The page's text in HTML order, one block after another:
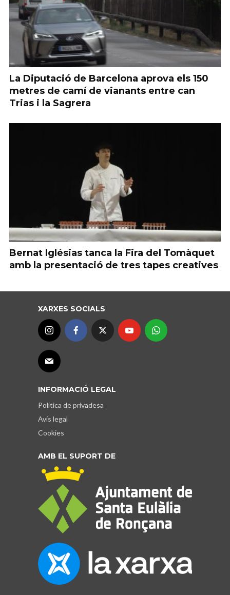
La Diputació de Barcelona aprova els 150
metres de camí de vianants entre can
Trias i la Sagrera
Bernat Iglésias tanca la Fira del Tomàquet
amb la presentació de tres tapes creatives
XARXES SOCIALS
INFORMACIÓ LEGAL
Política de privadesa
Avís legal
Cookies
AMB EL SUPORT DE